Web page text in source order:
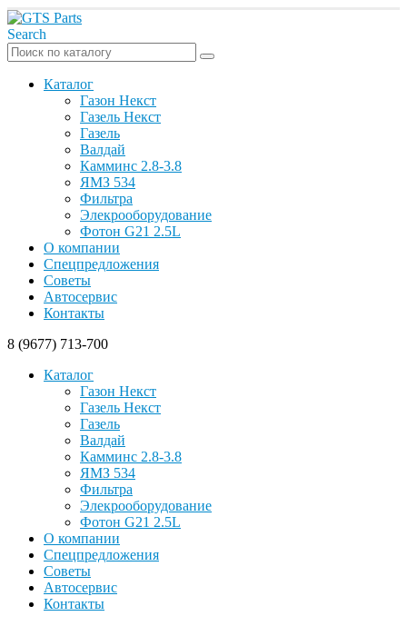
Search
Каталог
Газон Некст
Газель Некст
Газель
Валдай
Камминс 2.8-3.8
ЯМЗ 534
Фильтра
Элекрооборудование
Фотон G21 2.5L
О компании
Спецпредложения
Советы
Автосервис
Контакты
8 (9677) 713-700
Каталог
Газон Некст
Газель Некст
Газель
Валдай
Камминс 2.8-3.8
ЯМЗ 534
Фильтра
Элекрооборудование
Фотон G21 2.5L
О компании
Спецпредложения
Советы
Автосервис
Контакты